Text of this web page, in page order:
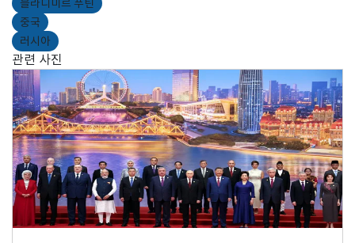
블라디미르 푸틴
중국
러시아
관련 사진